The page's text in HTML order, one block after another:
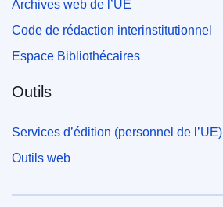
Archives web de l’UE
Code de rédaction interinstitutionnel
Espace Bibliothécaires
Outils
Services d’édition (personnel de l’UE)
Outils web